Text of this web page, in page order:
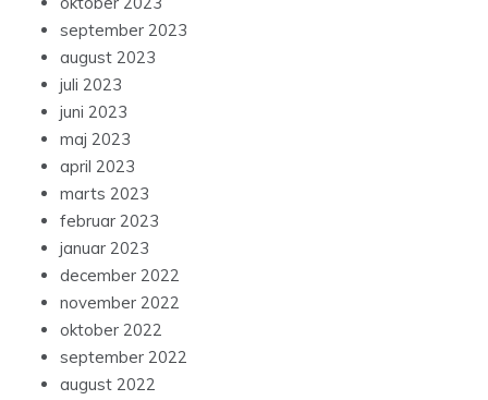
september 2023
august 2023
juli 2023
juni 2023
maj 2023
april 2023
marts 2023
februar 2023
januar 2023
december 2022
november 2022
oktober 2022
september 2022
august 2022